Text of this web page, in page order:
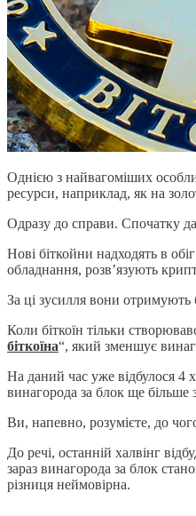
Однією з найвагоміших
ресурси, наприклад, як на
Одразу до справи. Спочатку
Нові біткойни надходять в
обладнання, розв’язують
За ці зусилля вони отримують
Коли біткоїн тільки
біткоїна“, який зменшує
На даний час уже відбулося 4
винагорода за блок ще більше
Ви, напевно, розумієте, до
До речі, останній халвінг
зараз винагорода за блок
різниця неймовірна.